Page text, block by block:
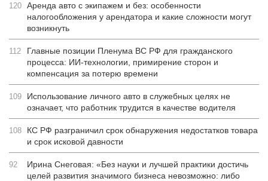
120 Аренда авто с экипажем и без: особенности
налогообложения у арендатора и какие сложности могут
возникнуть
112
Главные позиции Пленума ВС РФ для гражданского
процесса: ИИ-технологии, примирение сторон и
компенсация за потерю времени
109
Использование личного авто в служебных целях не
означает, что работник трудится в качестве водителя
108
КС РФ разграничил срок обнаружения недостатков товара
и срок исковой давности
92
Ирина Снеговая: «Без науки и лучшей практики достичь
целей развития значимого бизнеса невозможно: либо